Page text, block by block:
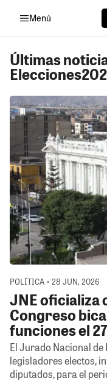
Menú
Últimas
POLÍTICA • 28 JUN, 2026
JNE oficializa
Congreso
funciones el
El Jurado Nacional de
legisladores electos,
diputados, para el